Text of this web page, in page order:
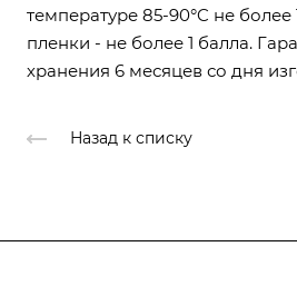
температуре 85-90°C не более
пленки - не более 1 балла.
хранения 6 месяцев со дня
Назад к списку